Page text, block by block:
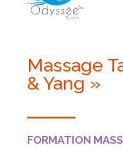
Massage
& Yang »
FORMATION